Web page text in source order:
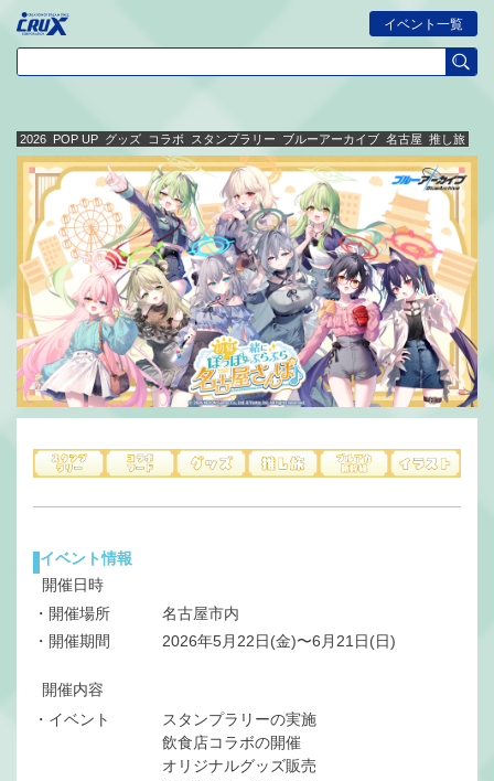
イベント一覧
ー、
2026 POP UP グッズ コラボ スタンプラリー ブルーアーカイブ 名古屋 推し旅
イベント情報
開催日時
・開催場所
名古屋市内
・開催期間
2026年5月22日(金)〜6月21日(日)
開催内容
・イベント
スタンプラリーの実施
飲食店コラボの開催
オリジナルグッズ販売